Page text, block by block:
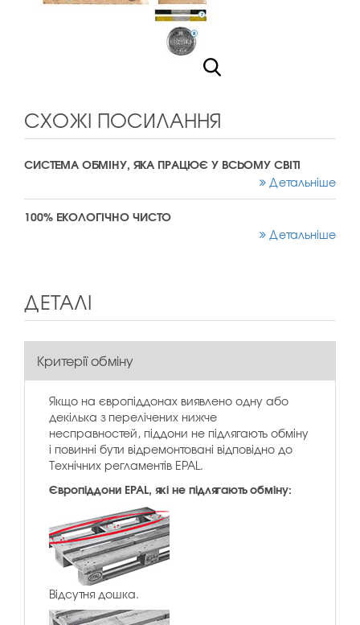
СХОЖІ ПОСИЛАННЯ
СИСТЕМА ОБМІНУ, ЯКА ПРАЦЮЄ У ВСЬОМУ СВІТІ
Детальніше
100% ЕКОЛОГІЧНО ЧИСТО
Детальніше
ДЕТАЛІ
Критерії обміну
Якщо на європіддонах виявлено одну або
декілька з перелічених нижче
несправностей, піддони не підлягають обміну
і повинні бути відремонтовані відповідно до
Технічних регламентів EPAL.
Європіддони EPAL, які не підлягають обміну:
Відсутня дошка.